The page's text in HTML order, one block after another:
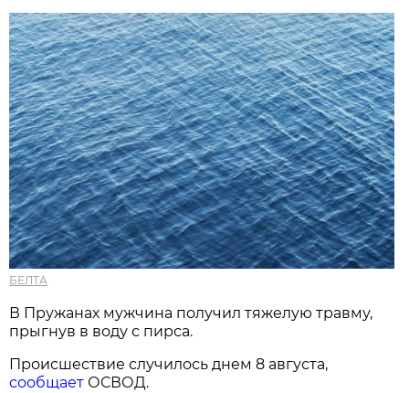
БЕЛТА
В Пружанах мужчина получил тяжелую травму,
прыгнув в воду с пирса.
Происшествие случилось днем 8 августа,
сообщает ОСВОД.